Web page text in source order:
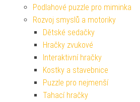
Podlahové puzzle pro miminka
Rozvoj smyslů a motoriky
Dětské sedačky
Hračky zvukové
Interaktivní hračky
Kostky a stavebnice
Puzzle pro nejmenší
Tahací hračky